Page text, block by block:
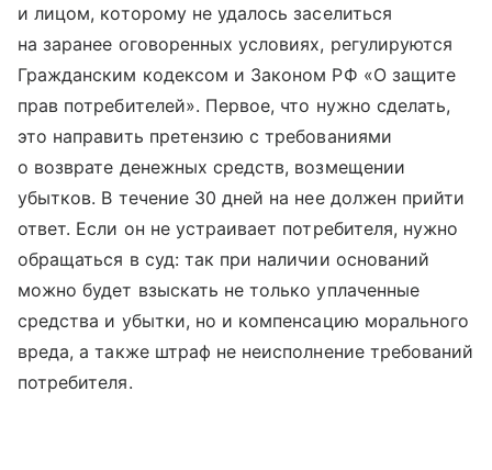
и лицом, которому не удалось заселиться
на заранее оговоренных условиях, регулируются
Гражданским кодексом и Законом РФ «О защите
прав потребителей». Первое, что нужно сделать,
это направить претензию с требованиями
о возврате денежных средств, возмещении
убытков. В течение 30 дней на нее должен прийти
ответ. Если он не устраивает потребителя, нужно
обращаться в суд: так при наличии оснований
можно будет взыскать не только уплаченные
средства и убытки, но и компенсацию морального
вреда, а также штраф не неисполнение требований
потребителя.